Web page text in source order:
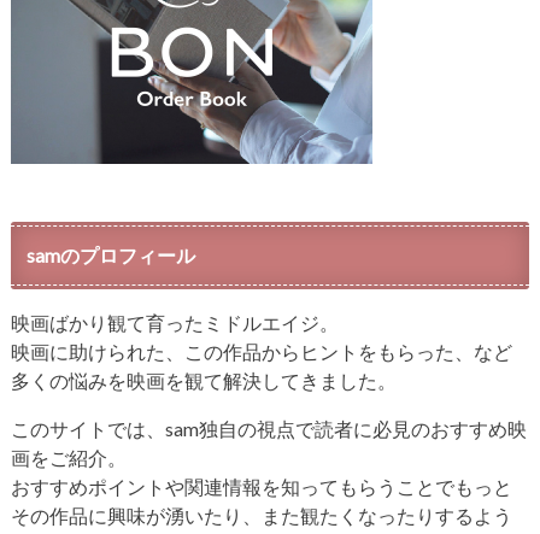
samのプロフィール
映画ばかり観て育ったミドルエイジ。
映画に助けられた、この作品からヒントをもらった、など
多くの悩みを映画を観て解決してきました。
このサイトでは、sam独自の視点で読者に必見のおすすめ映
画をご紹介。
おすすめポイントや関連情報を知ってもらうことでもっと
その作品に興味が湧いたり、また観たくなったりするよう